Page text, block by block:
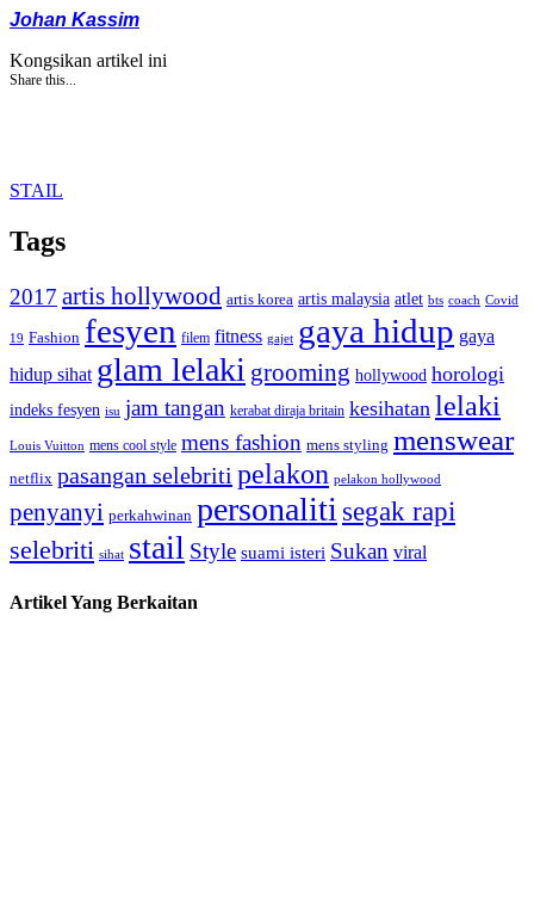
Johan Kassim
Kongsikan artikel ini
Share this...
STAIL
Tags
2017 artis hollywood artis korea artis malaysia atlet bts coach Covid
19 Fashion fesyen filem fitness gajet gaya hidup gaya
hidup sihat glam lelaki grooming hollywood horologi
indeks fesyen isu jam tangan kerabat diraja britain kesihatan lelaki
Louis Vuitton mens cool style mens fashion mens styling menswear
netflix pasangan selebriti pelakon pelakon hollywood
penyanyi perkahwinan personaliti segak rapi
selebriti sihat stail Style suami isteri Sukan viral
Artikel Yang Berkaitan